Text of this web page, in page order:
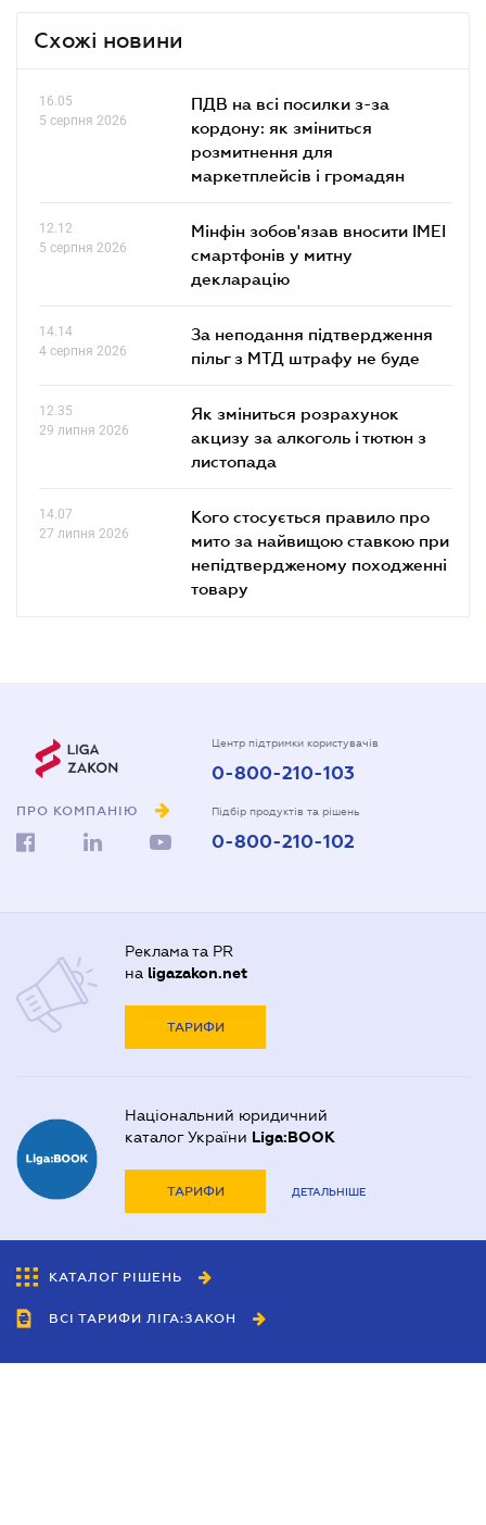
Схожі новини
16.05
5 серпня 2026
ПДВ на всі посилки з-за
кордону: як зміниться
розмитнення для
маркетплейсів і громадян
12.12
5 серпня 2026
Мінфін зобов'язав вносити IMEI
смартфонів у митну
декларацію
14.14
4 серпня 2026
За неподання підтвердження
пільг з МТД штрафу не буде
12.35
29 липня 2026
Як зміниться розрахунок
акцизу за алкоголь і тютюн з
листопада
14.07
27 липня 2026
Кого стосується правило про
мито за найвищою ставкою при
непідтвердженому походженні
товару
ПРО КОМПАНІЮ
Центр підтримки користувачів
0-800-210-103
Підбір продуктів та рішень
0-800-210-102
Реклама та PR
на ligazakon.net
ТАРИФИ
Національний юридичний
каталог України Liga:BOOK
ТАРИФИ ДЕТАЛЬНІШЕ
КАТАЛОГ РІШЕНЬ
ВСІ ТАРИФИ ЛІГА:ЗАКОН